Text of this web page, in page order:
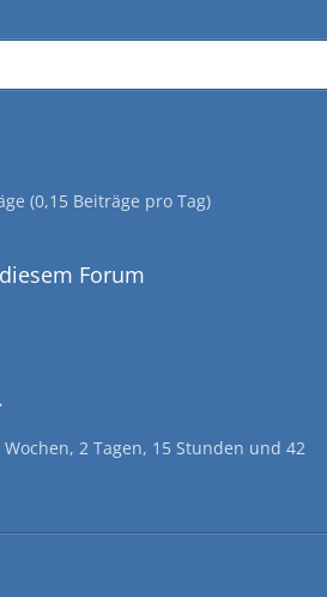
(0,15 Beiträge pro Tag)
Forum
2 Tagen, 15 Stunden und 42